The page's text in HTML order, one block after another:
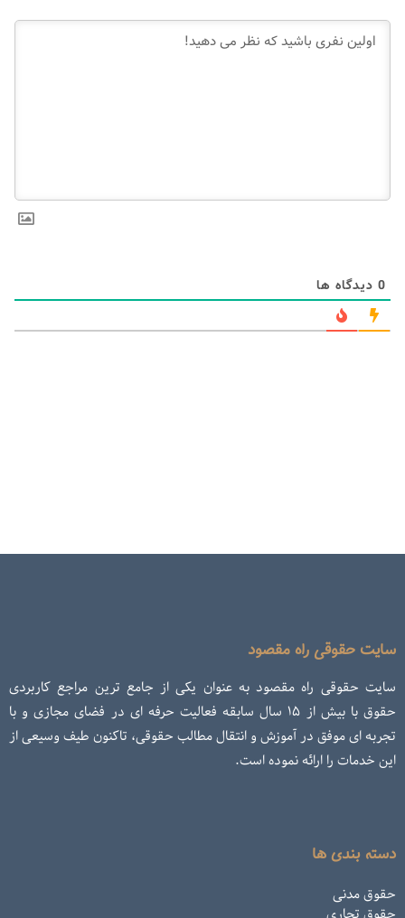
0 دیدگاه ها
سایت حقوقی راه مقصود
سایت حقوقی راه مقصود به عنوان یکی از جامع ترین مراجع کاربردی
حقوق با بیش از ۱۵ سال سابقه فعالیت حرفه ای در فضای مجازی و با
تجربه ای موفق در آموزش و انتقال مطالب حقوقی، تاکنون طیف وسیعی از
این خدمات را ارائه نموده است.
دسته بندی ها
حقوق مدنی